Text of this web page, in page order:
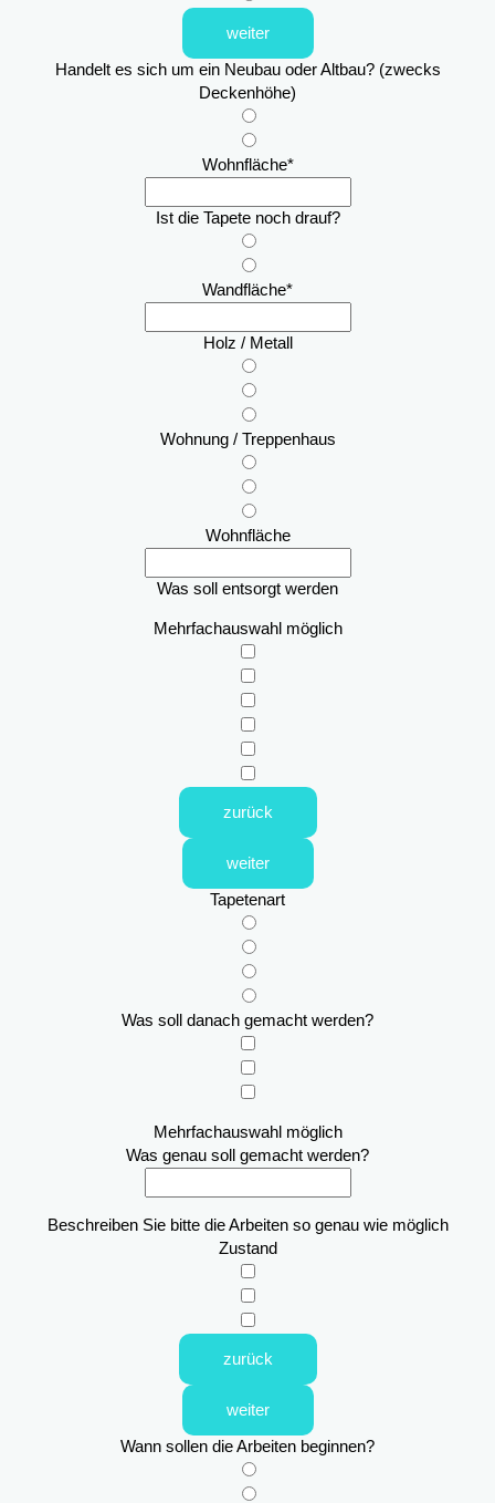
weiter
Handelt es sich um ein Neubau oder Altbau? (zwecks
Deckenhöhe)
Wohnfläche*
Ist die Tapete noch drauf?
Wandfläche*
Holz / Metall
Wohnung / Treppenhaus
Wohnfläche
Was soll entsorgt werden
Mehrfachauswahl möglich
zurück
weiter
Tapetenart
Was soll danach gemacht werden?
Mehrfachauswahl möglich
Was genau soll gemacht werden?
Beschreiben Sie bitte die Arbeiten so genau wie möglich
Zustand
zurück
weiter
Wann sollen die Arbeiten beginnen?